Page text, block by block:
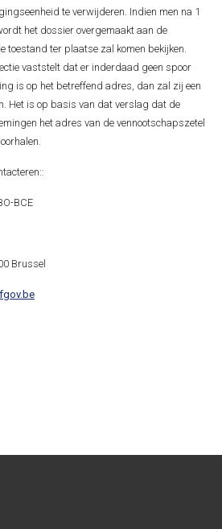
te verwijderen. Indien men na 1
het dossier overgemaakt aan de
toestand ter plaatse zal komen bekijken.
vaststelt dat er inderdaad geen spoor
is op het betreffend adres, dan zal zij een
Het is op basis van dat verslag dat de
het adres van de vennootschapszetel
BCE
Brussel